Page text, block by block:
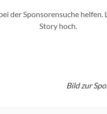
der Sponsorensuche
Story hoch.
Bild zur